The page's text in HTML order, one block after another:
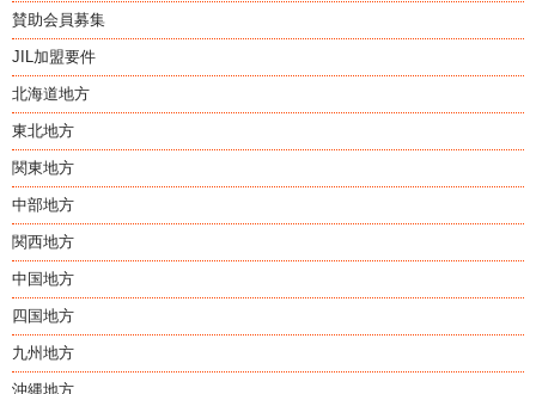
賛助会員募集
JIL加盟要件
北海道地方
東北地方
関東地方
中部地方
関西地方
中国地方
四国地方
九州地方
沖縄地方